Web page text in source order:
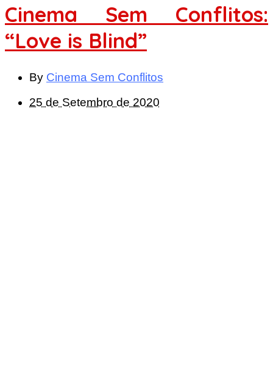
Cinema Sem Conflitos:
“Love is Blind”
By Cinema Sem Conflitos
25 de Setembro de 2020